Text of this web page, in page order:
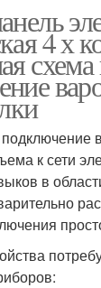
4 х
к сети
в